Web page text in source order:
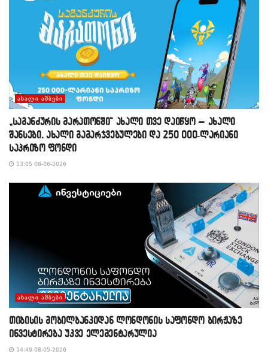
ᲐᲮᲐᲚᲘ ᲐᲛᲑᲔᲑᲘ
„საგანძურის მარათონში“ ახალი თვე დაიწყო – ახალი
შანსები, ახალი გამარჯვებულები და 250 000-ლარიანი
საპრიზო ფონდი
13:05 08-06-2026
ᲐᲮᲐᲚᲘ ᲐᲛᲑᲔᲑᲘ
თიბისის მობილბანკიდან ლონდონის საფონდო ბირჟაზე
ინვესტირება უკვე ელემენტარულია
14:49 08-05-2026